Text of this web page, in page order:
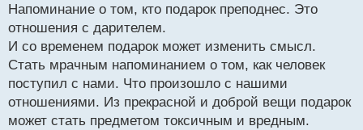
Напоминание о том, кто подарок преподнес. Это
отношения с дарителем.
И со временем подарок может изменить смысл.
Стать мрачным напоминанием о том, как человек
поступил с нами. Что произошло с нашими
отношениями. Из прекрасной и доброй вещи подарок
может стать предметом токсичным и вредным.